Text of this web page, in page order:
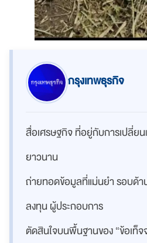
กรุงเทพธุรกิจ
สื่อเศรษฐกิจ ที่อยู่กับการเปลี่ยน
ยาวนาน
ถ่ายทอดข้อมูลที่แม่นยำ รอบด้า
ลงทุน ผู้ประกอบการ
ตัดสินใจบนพื้นฐานของ “ข้อเท็จ